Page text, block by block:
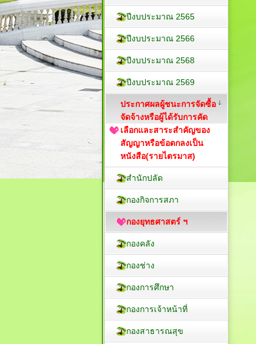
ปีงบประมาณ 2565
ปีงบประมาณ 2566
ปีงบประมาณ 2568
ปีงบประมาณ 2569
ประกาศผลผู้ชนะการจัดซื้อ
จัดจ้างหรือผู้ได้รับการคัด
เลือกและสาระสำคัญของ
สัญญาหรือข้อตกลงเป็น
หนังสือ(รายไตรมาส)
สำนักปลัด
กองกิจการสภา
กองยุทธศาสตร์ ฯ
กองคลัง
กองช่าง
กองการศึกษา
กองการเจ้าหน้าที่
กองสาธารณสุข